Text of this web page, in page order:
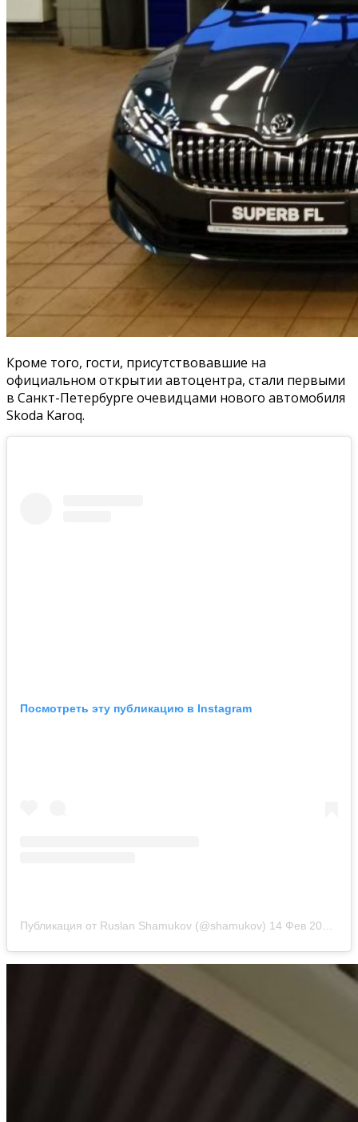
Кроме того, гости, присутствовавшие на
официальном открытии автоцентра, стали первыми
в Санкт-Петербурге очевидцами нового автомобиля
Skoda Karoq.
Посмотреть эту публикацию в Instagram
Публикация от Ruslan Shamukov (@shamukov) 14 Фев 2020 в 10:54 PST